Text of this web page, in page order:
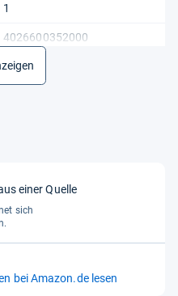
1
4026600352000
4.33x2.76x1.06 Inches
20 Stück (1Er Pack)
Blähungen
Täglich
einer Quelle
sich
bei Amazon.de lesen